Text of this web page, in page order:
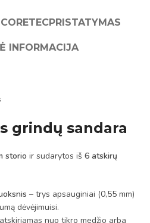
PRISTATYMAS
INFORMACIJA
grindų sandara
storio ir sudarytos iš 6 atskirų
– trys apsauginiai (0,55 mm)
dėvėjimuisi.
nuo tikro medžio arba